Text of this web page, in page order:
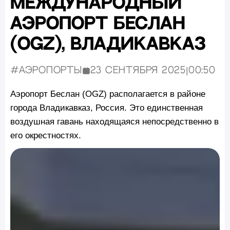
Международный
аэропорт Беслан
(OGZ), Владикавказ
#Аэропорты Опубликовано:
23 сентября 2025 00:50
Аэропорт Беслан (OGZ) располагается в районе
города Владикавказ, Россия. Это единственная
воздушная гавань находящаяся непосредственно в
его окрестностях.